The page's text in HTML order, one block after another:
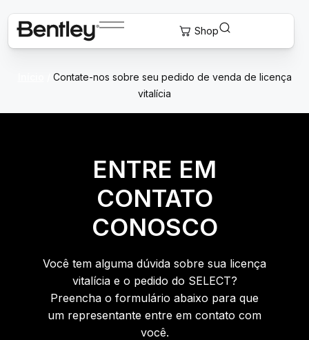
Contate-nos sobre seu pedido de venda de licença
vitalícia
ENTRE EM
CONTATO
CONOSCO
Você tem alguma dúvida sobre sua licença
vitalícia e o pedido do SELECT?
Preencha o formulário abaixo para que
um representante entre em contato com
você.